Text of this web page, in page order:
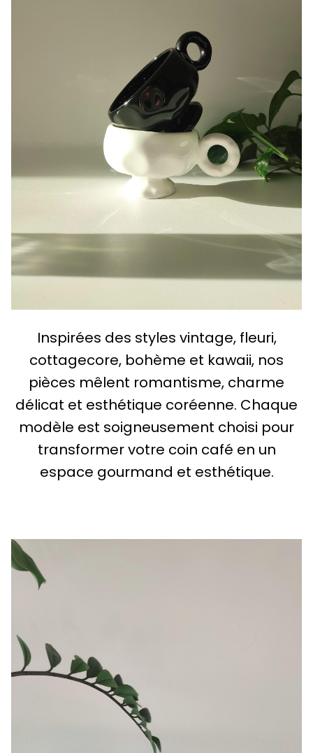
Inspirées des styles vintage, fleuri,
cottagecore, bohème et kawaii, nos
pièces mêlent romantisme, charme
délicat et esthétique coréenne. Chaque
modèle est soigneusement choisi pour
transformer votre coin café en un
espace gourmand et esthétique.